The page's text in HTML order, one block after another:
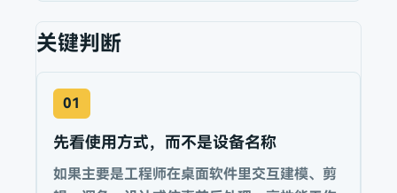
关键判断
01
先看使用方式，而不是设备名称
如果主要是工程师在桌面软件里交互建模、剪